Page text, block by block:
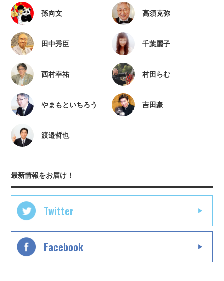
孫向文 高須克弥
田中秀臣 千葉麗子
西村幸祐 村田らむ
やまもといちろう 吉田豪
渡邉哲也
最新情報をお届け！
Twitter
Facebook